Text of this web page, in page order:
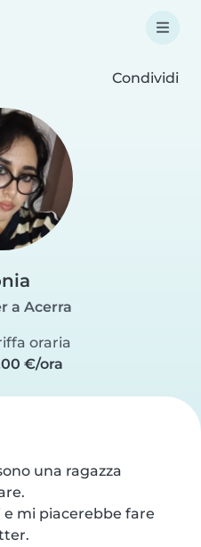
Condividi
a Acerra
oraria
€/ora
una ragazza
mi piacerebbe fare